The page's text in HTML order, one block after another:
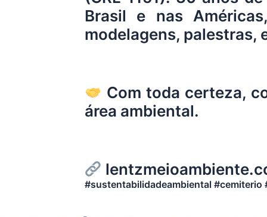
Brasil e nas
modelagens, palestras,
Com toda certeza,
área ambiental.
#sustentabilidadeambiental